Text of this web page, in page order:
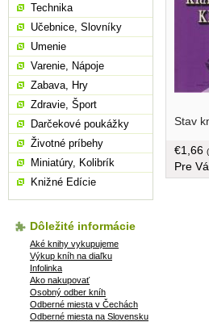
Stav
€1,66
Pre
Technika
Učebnice, Slovníky
Umenie
Varenie, Nápoje
Zabava, Hry
Zdravie, Šport
Darčekové poukážky
Životné príbehy
Miniatúry, Kolibrík
Knižné Edície
Dôležité informácie
Aké knihy vykupujeme
Výkup kníh na diaľku
Infolinka
Ako nakupovať
Osobný odber kníh
Odberné miesta v Čechách
Odberné miesta na Slovensku